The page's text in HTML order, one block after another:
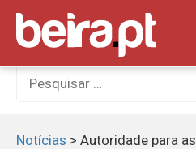
Skip
content
Procurar
por:
Notícias > Autoridade para as